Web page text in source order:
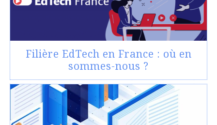
Filière EdTech en France : où en
sommes-nous ?